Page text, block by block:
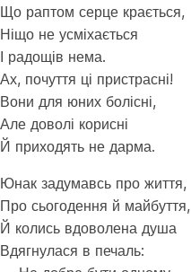
Що раптом серце крається,
Ніщо не усміхається
І радощів нема.
Ах, почуття ці пристрасні!
Вони для юних болісні,
Але доволі корисні
Й приходять не дарма.
Юнак задумавсь про життя,
Про сьогодення й майбуття,
Й колись вдоволена душа
Вдягнулася в печаль: